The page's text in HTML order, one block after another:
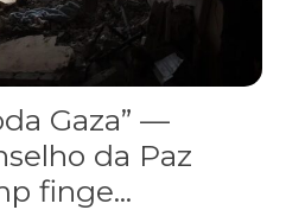
Gaza” —
da Paz
finge...